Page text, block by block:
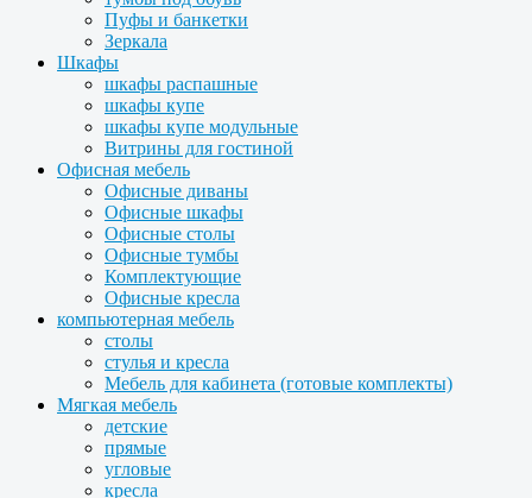
Пуфы и банкетки
Зеркала
Шкафы
шкафы распашные
шкафы купе
шкафы купе модульные
Витрины для гостиной
Офисная мебель
Офисные диваны
Офисные шкафы
Офисные столы
Офисные тумбы
Комплектующие
Офисные кресла
компьютерная мебель
столы
стулья и кресла
Мебель для кабинета (готовые комплекты)
Мягкая мебель
детские
прямые
угловые
кресла